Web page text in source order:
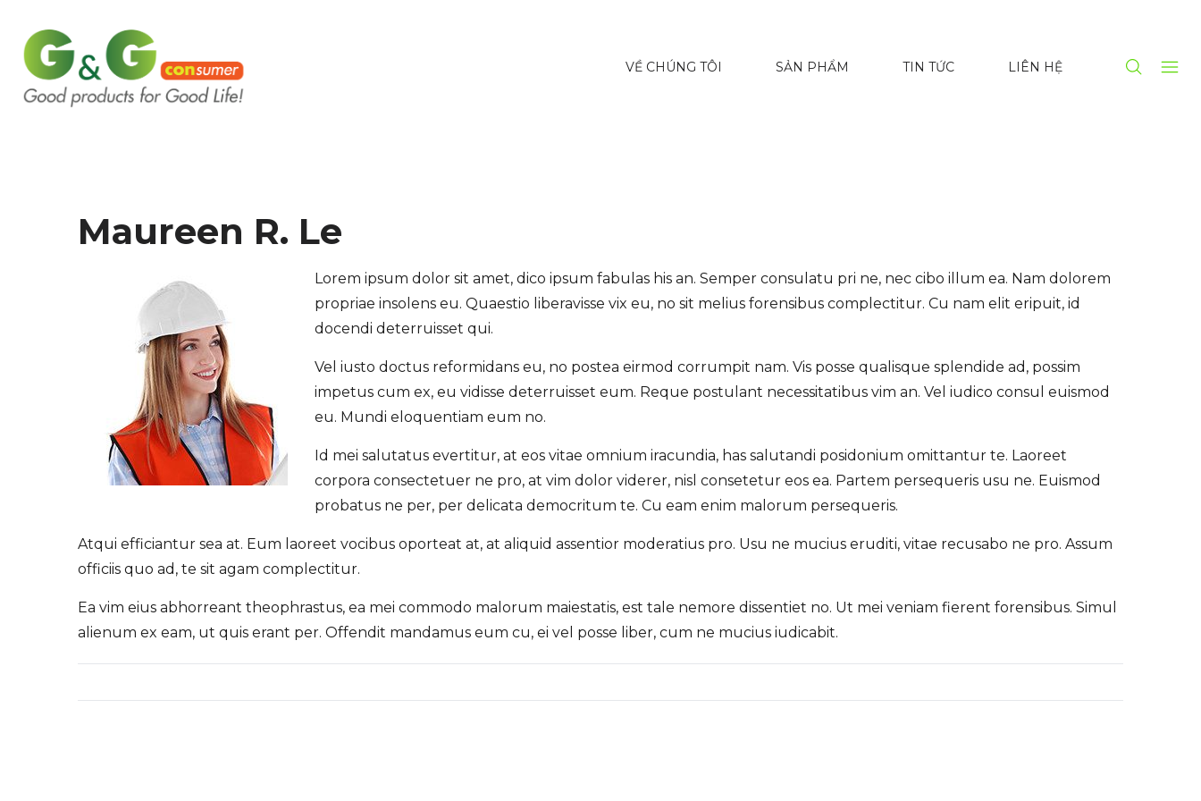
VỀ CHÚNG TÔI SẢN PHẨM TIN TỨC LIÊN HỆ
Maureen R. Le
Lorem ipsum dolor sit amet, dico ipsum fabulas his an. Semper consulatu pri ne, nec cibo illum ea. Nam dolorem
propriae insolens eu. Quaestio liberavisse vix eu, no sit melius forensibus complectitur. Cu nam elit eripuit, id
docendi deterruisset qui.
Vel iusto doctus reformidans eu, no postea eirmod corrumpit nam. Vis posse qualisque splendide ad, possim
impetus cum ex, eu vidisse deterruisset eum. Reque postulant necessitatibus vim an. Vel iudico consul euismod
eu. Mundi eloquentiam eum no.
Id mei salutatus evertitur, at eos vitae omnium iracundia, has salutandi posidonium omittantur te. Laoreet
corpora consectetuer ne pro, at vim dolor viderer, nisl consetetur eos ea. Partem persequeris usu ne. Euismod
probatus ne per, per delicata democritum te. Cu eam enim malorum persequeris.
Atqui efficiantur sea at. Eum laoreet vocibus oporteat at, at aliquid assentior moderatius pro. Usu ne mucius eruditi, vitae recusabo ne pro. Assum
officiis quo ad, te sit agam complectitur.
Ea vim eius abhorreant theophrastus, ea mei commodo malorum maiestatis, est tale nemore dissentiet no. Ut mei veniam fierent forensibus. Simul
alienum ex eam, ut quis erant per. Offendit mandamus eum cu, ei vel posse liber, cum ne mucius iudicabit.